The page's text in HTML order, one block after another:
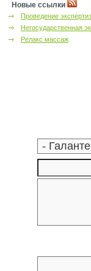
Новые ссылки
Проведение
Негосударственная
Релакс массаж